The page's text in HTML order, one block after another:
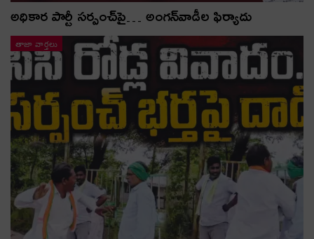
అధికార పార్టీ స‌ర్పంచ్‌పై… అంగ‌న్‌వాడీల ఫిర్యాదు
తాజా వార్తలు